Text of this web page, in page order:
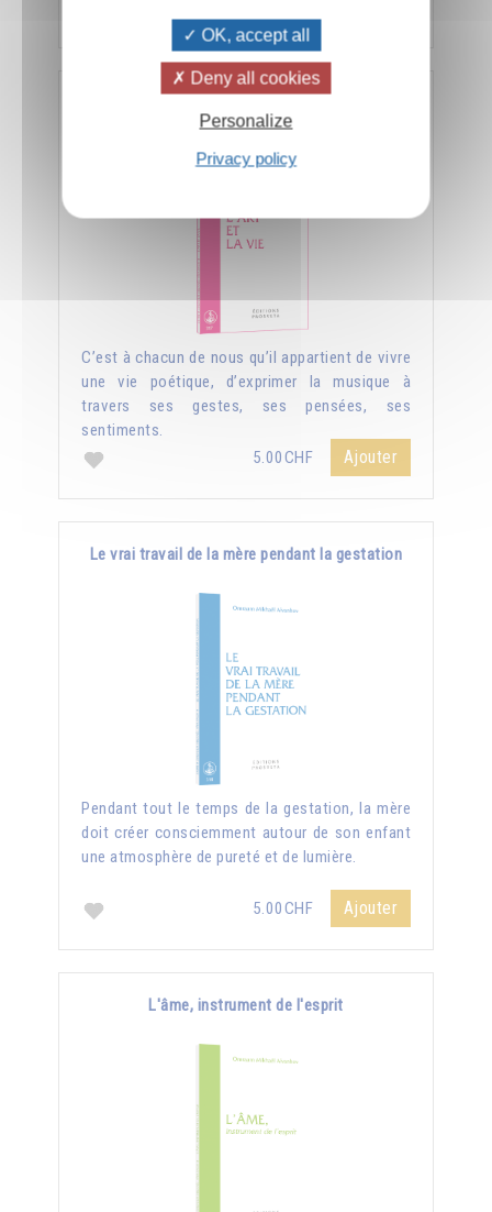
C’est à chacun de nous qu’il appartient de vivre
une vie poétique, d’exprimer la musique à
travers ses gestes, ses pensées, ses
sentiments.
5.00CHF
Ajouter
Le vrai travail de la mère pendant la gestation
Pendant tout le temps de la gestation, la mère
doit créer consciemment autour de son enfant
une atmosphère de pureté et de lumière.
5.00CHF Ajouter
L'âme, instrument de l'esprit
OK, accept all
Deny all cookies
Personalize
Privacy policy